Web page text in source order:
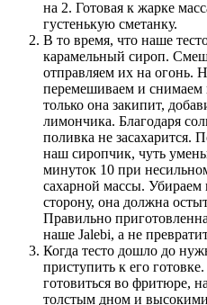
на 2. Готовая к жарке
густенькую сметанку.
В то время, что наше
карамельный сироп.
отправляем их на огонь.
перемешиваем и снимаем
только она закипит,
лимончика. Благодаря
поливка не засахарится.
наш сиропчик, чуть
минуток 10 при
сахарной массы. Убираем
сторону, она должна
Правильно
наше Jalebi, а не
Когда тесто дошло до
приступить к его
готовиться во фритюре,
толстым дном и